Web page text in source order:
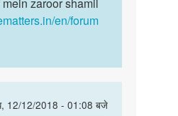
en/forum
12/12/2018 - 01:08 बजे